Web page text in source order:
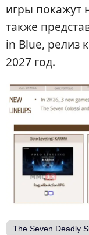
игры покажут
также
in Blue, релиз
2027 год.
The Seven Deadly